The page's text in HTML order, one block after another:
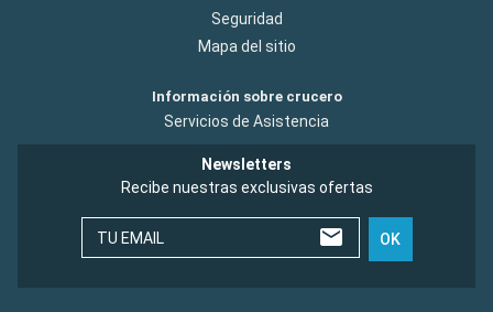
Seguridad
Mapa del sitio
Información sobre crucero
Servicios de Asistencia
Newsletters
Recibe nuestras exclusivas ofertas
TU EMAIL OK